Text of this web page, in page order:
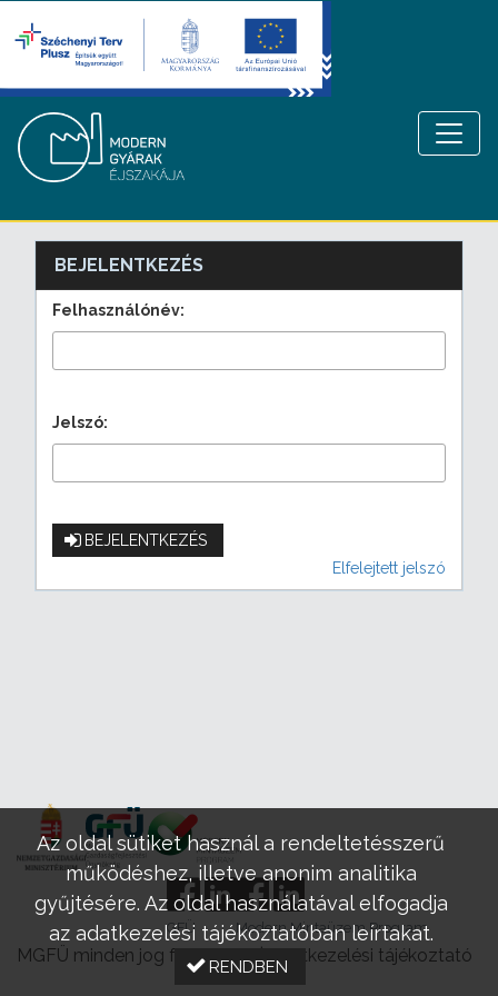
BEJELENTKEZÉS
Felhasználónév:
Jelszó:
BEJELENTKEZÉS
Elfelejtett jelszó
GFÜ Modern Mintaüzem Program
MGFÜ minden jog fenntartva |Adatkezelési tájékoztató
Az oldal sütiket használ a rendeltetésszerű
működéshez, illetve anonim analitika
gyűjtésére. Az oldal használatával elfogadja
az adatkezelési tájékoztatóban leírtakat.
RENDBEN